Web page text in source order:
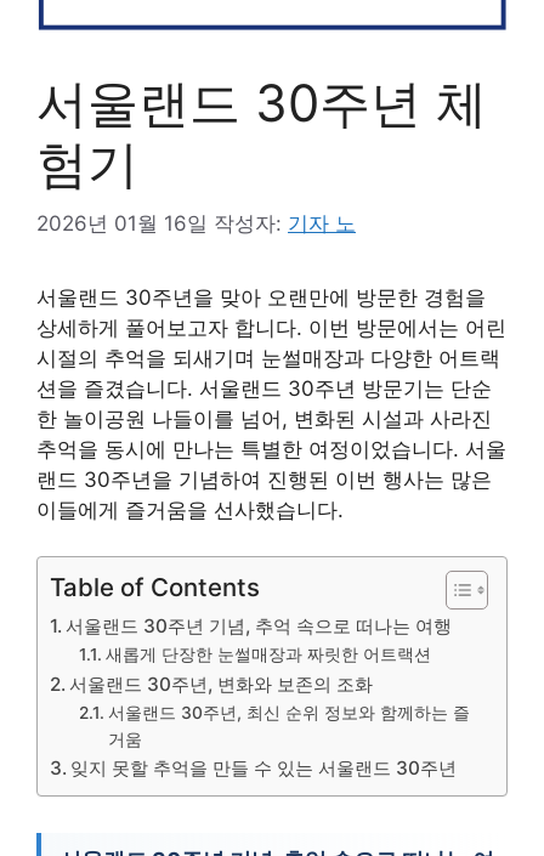
서울랜드 30주년 체
험기
2026년 01월 16일 작성자: 기자 노
서울랜드 30주년을 맞아 오랜만에 방문한 경험을
상세하게 풀어보고자 합니다. 이번 방문에서는 어린
시절의 추억을 되새기며 눈썰매장과 다양한 어트랙
션을 즐겼습니다. 서울랜드 30주년 방문기는 단순
한 놀이공원 나들이를 넘어, 변화된 시설과 사라진
추억을 동시에 만나는 특별한 여정이었습니다. 서울
랜드 30주년을 기념하여 진행된 이번 행사는 많은
이들에게 즐거움을 선사했습니다.
Table of Contents
서울랜드 30주년 기념, 추억 속으로 떠나는 여행
새롭게 단장한 눈썰매장과 짜릿한 어트랙션
서울랜드 30주년, 변화와 보존의 조화
서울랜드 30주년, 최신 순위 정보와 함께하는 즐
거움
잊지 못할 추억을 만들 수 있는 서울랜드 30주년